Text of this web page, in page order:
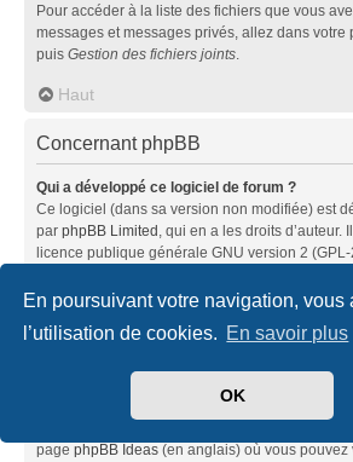
En poursuivant votre navigation, vous
l’utilisation de cookies. En savoir plus
OK
Pour accéder à la liste des fichiers que vous
messages et messages privés, allez dans votre
puis Gestion des fichiers joints.
Haut
Concernant phpBB
Qui a développé ce logiciel de forum ?
Ce logiciel (dans sa version non modifiée) est
par phpBB Limited, qui en a les droits d’auteur.
licence publique générale GNU version 2
À propos de phpBB» (en anglais).
Haut
Ce logiciel a été développé et mis sous licence
vous pensez qu’une fonctionnalité nécessite
page phpBB Ideas (en anglais) où vous